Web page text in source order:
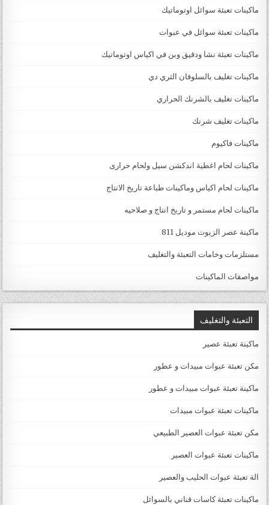
ماكينات تعبئة سوائل اوتوماتيك
ماكينات تعبئة سوائل في عبوات
ماكينات تعبئة نشا ودقيق وبن في اكياس اوتوماتيك
ماكينات تغليف بالسلوفان الثري دي
ماكينات تغليف بالشرنك الحراري
ماكينات تغليف شرنك
ماكينات فاكيوم
ماكينات لحام اغطية اندكشن سيل ولحام حرارى
ماكينات لحام اكياس وماكينات طباعة تاريخ الانتاج
ماكينات لحام مستمر و تاريخ انتاج و صلاحيه
ماكينة عصر الزيوت موديل 811
مستلزمات وخامات التعبئة والتغليف
مواصفات الماكينات
التعبئة والتغليف
ماكينة تعبئة عصير
مكن تعبئة عبوات مبيدات و عطور
ماكينة تعبئة عبوات مبيدات و عطور
ماكينات تعبئة عبوات مبيدات
مكن تعبئة عبوات العصير الطبيعي
ماكينات تعبئة عبوات العصير
الة تعبئة عبوات الحليب والعصير
ماكينات تعبئة كاسات قناني بالسوائل